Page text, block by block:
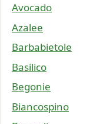
Avocado
Azalee
Barbabietole
Basilico
Begonie
Biancospino